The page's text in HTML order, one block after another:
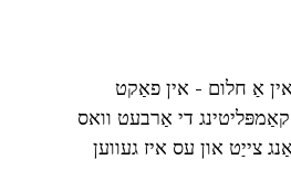
אין אַ חלום - אין פאַקט
קאַמפּליטינג די אַרבעט וואס
צייַט און עס איז געווען